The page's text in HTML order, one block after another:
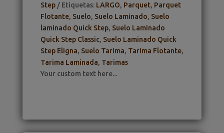
Step
Etiquetas: LARGO, Parquet, Parquet
Flotante, Suelo, Suelo Laminado, Suelo
laminado Quick Step, Suelo Laminado
Quick Step Classic, Suelo Laminado Quick
Step Eligna, Suelo Tarima, Tarima Flotante,
Tarima Laminada, Tarimas
Your custom text here...